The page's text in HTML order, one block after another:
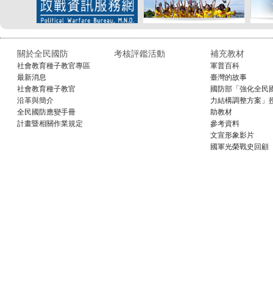
關於全民國防
社會教育種子教官專區
最新消息
社會教育種子教官
沿革與簡介
全民國防應變手冊
計畫暨相關作業規定
考核評鑑活動 補充教材
軍普百科
臺灣的故事
國防部「強化全民
力結構調整方案」
助教材
參考資料
文宣形象影片
國軍光榮戰史回顧